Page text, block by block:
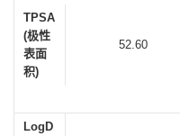
TPSA
(极性
表面
积)
52.60
LogD